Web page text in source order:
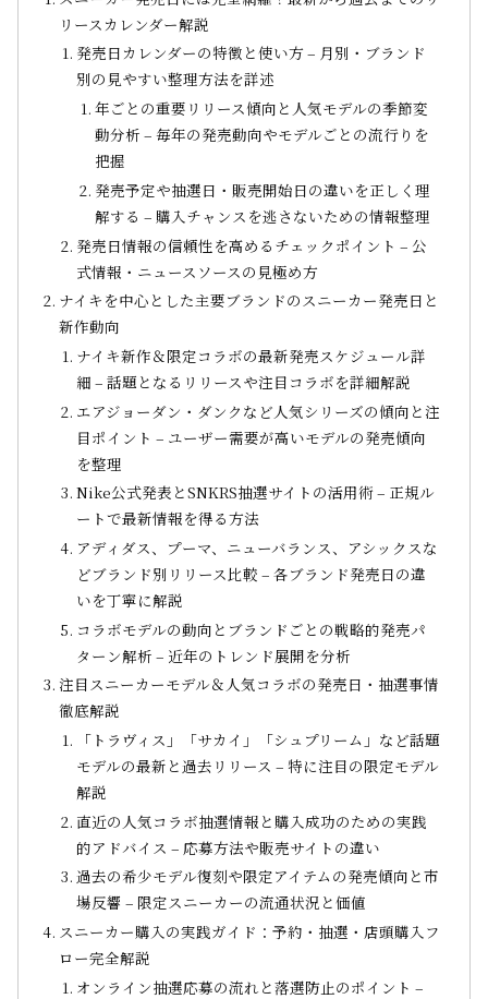
リースカレンダー解説
発売日カレンダーの特徴と使い方 – 月別・ブランド
別の見やすい整理方法を詳述
年ごとの重要リリース傾向と人気モデルの季節変
動分析 – 毎年の発売動向やモデルごとの流行りを
把握
発売予定や抽選日・販売開始日の違いを正しく理
解する – 購入チャンスを逃さないための情報整理
発売日情報の信頼性を高めるチェックポイント – 公
式情報・ニュースソースの見極め方
ナイキを中心とした主要ブランドのスニーカー発売日と
新作動向
ナイキ新作＆限定コラボの最新発売スケジュール詳
細 – 話題となるリリースや注目コラボを詳細解説
エアジョーダン・ダンクなど人気シリーズの傾向と注
目ポイント – ユーザー需要が高いモデルの発売傾向
を整理
Nike公式発表とSNKRS抽選サイトの活用術 – 正規ル
ートで最新情報を得る方法
アディダス、プーマ、ニューバランス、アシックスな
どブランド別リリース比較 – 各ブランド発売日の違
いを丁寧に解説
コラボモデルの動向とブランドごとの戦略的発売パ
ターン解析 – 近年のトレンド展開を分析
注目スニーカーモデル＆人気コラボの発売日・抽選事情
徹底解説
「トラヴィス」「サカイ」「シュプリーム」など話題
モデルの最新と過去リリース – 特に注目の限定モデル
解説
直近の人気コラボ抽選情報と購入成功のための実践
的アドバイス – 応募方法や販売サイトの違い
過去の希少モデル復刻や限定アイテムの発売傾向と市
場反響 – 限定スニーカーの流通状況と価値
スニーカー購入の実践ガイド：予約・抽選・店頭購入フ
ロー完全解説
オンライン抽選応募の流れと落選防止のポイント –